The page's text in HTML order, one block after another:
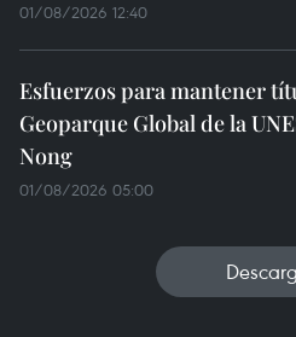
01/08/2026 12:40
Esfuerzos para mantener
Geoparque Global de la
Nong
01/08/2026 05:00